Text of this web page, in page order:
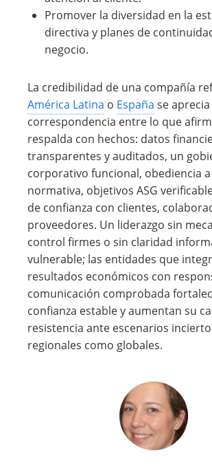
Promover la diversidad en la
directiva y planes de
negocio.
La credibilidad de una compañía
América Latina o España se
correspondencia entre lo que
respalda con hechos: datos
transparentes y auditados, un
corporativo funcional, obediencia a
normativa, objetivos ASG
de confianza con clientes,
proveedores. Un liderazgo sin
control firmes o sin claridad
vulnerable; las entidades que
resultados económicos con
comunicación comprobada
confianza estable y aumentan su
resistencia ante escenarios
regionales como globales.